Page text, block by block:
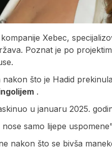
Xebec,
Poznat je po
što je Hadid
.
u januaru 2025.
samo lijepe
nakon što se bivša